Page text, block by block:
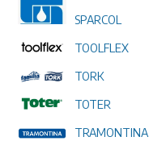
SPARCOL
TOOLFLEX
TORK
TOTER
TRAMONTINA